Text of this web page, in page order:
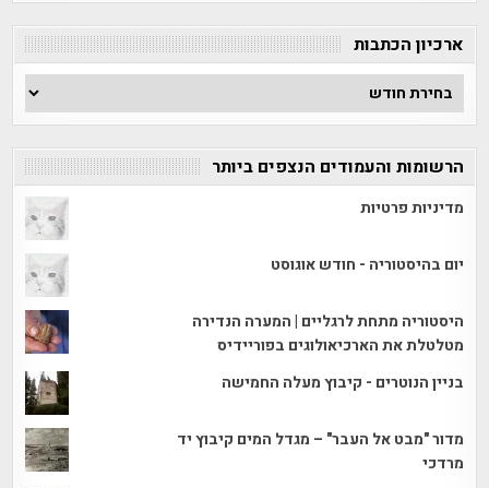
ארכיון הכתבות
ארכיון
הכתבות
הרשומות והעמודים הנצפים ביותר
מדיניות פרטיות
יום בהיסטוריה - חודש אוגוסט
היסטוריה מתחת לרגליים | המערה הנדירה
מטלטלת את הארכיאולוגים בפוריידיס
בניין הנוטרים - קיבוץ מעלה החמישה
מדור "מבט אל העבר" – מגדל המים קיבוץ יד
מרדכי